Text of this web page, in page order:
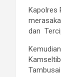
Kapolres
dan